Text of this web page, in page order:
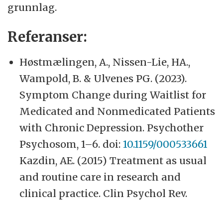
grunnlag.
Referanser:
Høstmælingen, A., Nissen-Lie, HA.,
Wampold, B. & Ulvenes PG. (2023).
Symptom Change during Waitlist for
Medicated and Nonmedicated Patients
with Chronic Depression. Psychother
Psychosom, 1–6. doi:10.1159/000533661
Kazdin, AE. (2015) Treatment as usual
and routine care in research and
clinical practice. Clin Psychol Rev.